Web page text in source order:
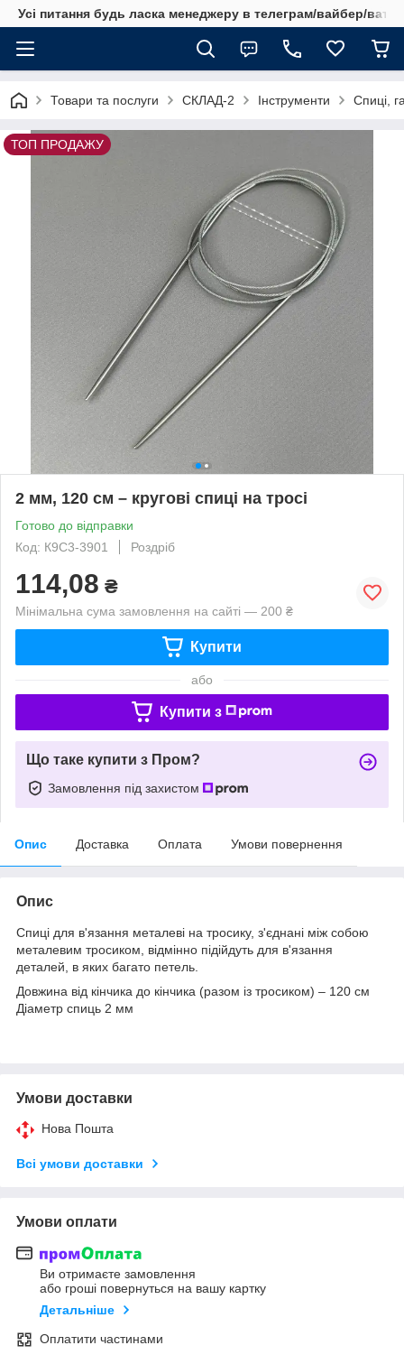
Усі питання будь ласка менеджеру в телеграм/вайбер/
Товари та послуги СКЛАД-2 Інструменти Спиці,
ТОП ПРОДАЖУ
2 мм, 120 см – кругові спиці на тросі
Готово до відправки
Код: К9С3-3901
Роздріб
114,08 ₴
Мінімальна сума замовлення на сайті — 200 ₴
Купити
або
Купити з
Що таке купити з Пром?
Замовлення під захистом
Опис Доставка Оплата Умови повернення
Опис
Спиці для в'язання металеві на тросику, з'єднані між собою
металевим тросиком, відмінно підійдуть для в'язання
деталей, в яких багато петель.
Довжина від кінчика до кінчика (разом із тросиком) – 120 см
Діаметр спиць 2 мм
Умови доставки
Нова Пошта
Всі умови доставки
Умови оплати
Ви отримаєте замовлення
або гроші повернуться на вашу картку
Детальніше
Оплатити частинами